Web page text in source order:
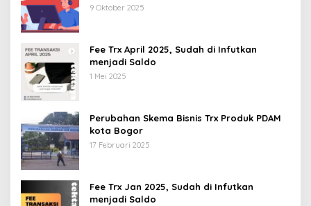
9 Oktober 2025
Fee Trx April 2025, Sudah di Infutkan
menjadi Saldo
1 Mei 2025
Perubahan Skema Bisnis Trx Produk PDAM
kota Bogor
17 Februari 2025
Fee Trx Jan 2025, Sudah di Infutkan
menjadi Saldo